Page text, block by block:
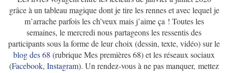
grâce à un tableau magique dont je tire les rennes et avec lequel je
m’arrache parfois les ch’veux mais j’aime ça ! Toutes les
semaines, le mercredi nous partageons les ressentis des
participants sous la forme de leur choix (dessin, texte, vidéo) sur le
blog des 68 (rubrique Mes premières 68) et les réseaux sociaux
(Facebook, Instagram). Un rendez-vous à ne pas manquer, mettez